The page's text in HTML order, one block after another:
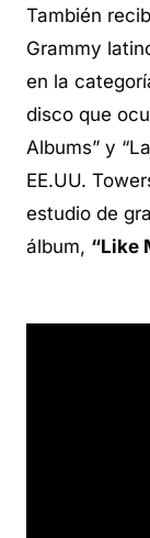
También
Grammy
en la
disco que
Albums” y
EE.UU.
estudio de
álbum, “Like